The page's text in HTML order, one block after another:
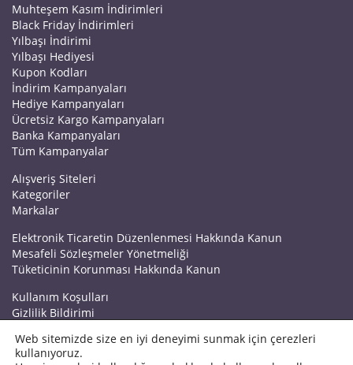
Muhteşem Kasım İndirimleri
Black Friday İndirimleri
Yılbaşı İndirimi
Yılbaşı Hediyesi
Kupon Kodları
İndirim Kampanyaları
Hediye Kampanyaları
Ücretsiz Kargo Kampanyaları
Banka Kampanyaları
Tüm Kampanyalar
Alışveriş Siteleri
Kategoriler
Markalar
Elektronik Ticaretin Düzenlenmesi Hakkında Kanun
Mesafeli Sözleşmeler Yönetmeliği
Tüketicinin Korunması Hakkında Kanun
Kullanım Koşulları
Gizlilik Bildirimi
Kuponrazzi Blog
Mağaza Ekle
Web sitemizde size en iyi deneyimi sunmak için çerezleri
kullanıyoruz.